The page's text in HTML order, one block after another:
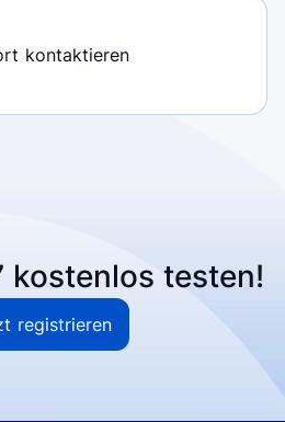
kontaktieren
kostenlos testen!
registrieren